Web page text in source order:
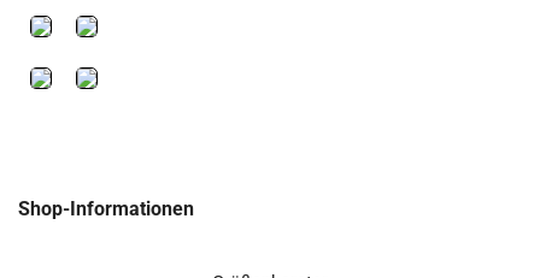
Shop-Informationen